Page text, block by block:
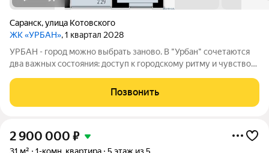
Саранск,улица Котовского
ЖК «УРБАН», 1 квартал 2028
УРБАН - город можно выбрать заново. В "Урбан" сочетаются
два важных состояния: доступ к городскому ритму и чувство
удобная городская база: понятные маршруты, близость
инфраструктуры,
Позвонить
2 900 000 ₽